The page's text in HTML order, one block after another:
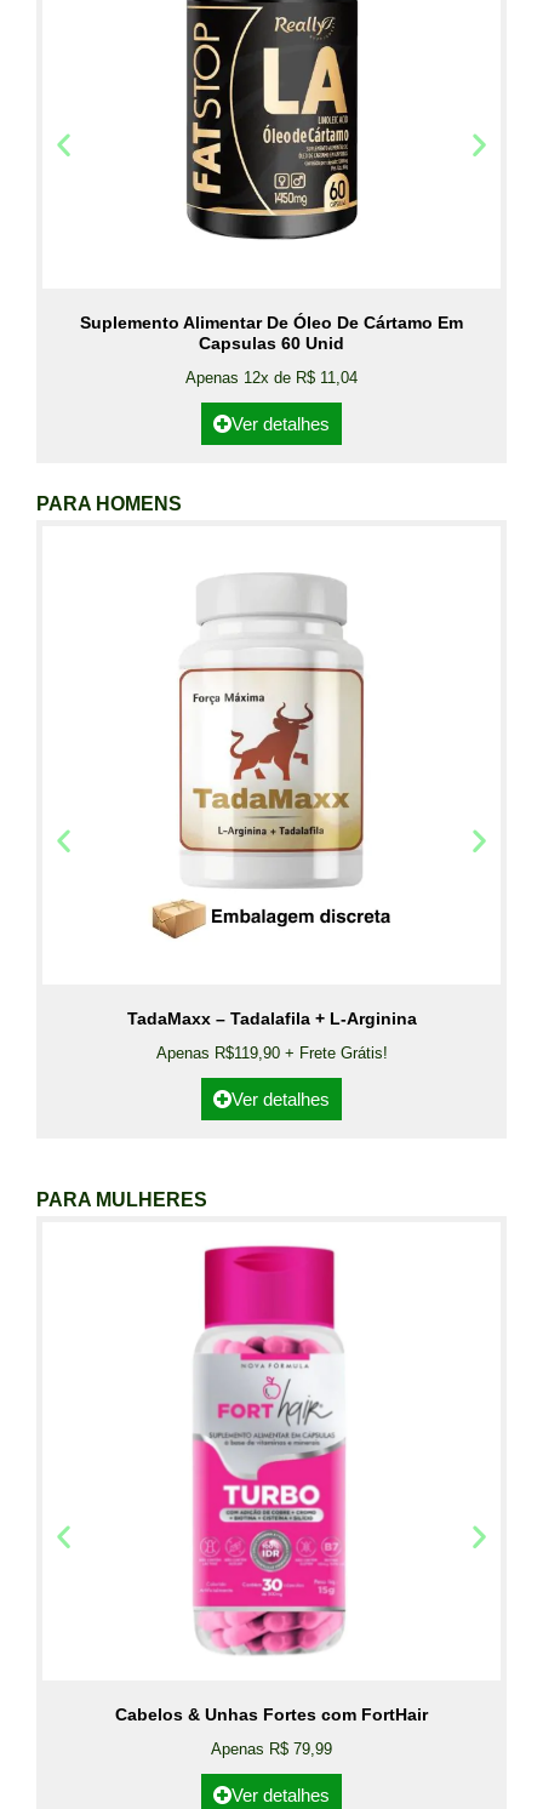
Suplemento Alimentar De Óleo De Cártamo Em
Capsulas 60 Unid
Apenas 12x de R$ 11,04
Ver detalhes
PARA HOMENS
TadaMaxx – Tadalafila + L-Arginina
Apenas R$119,90 + Frete Grátis!
Ver detalhes
PARA MULHERES
Cabelos & Unhas Fortes com FortHair
Apenas R$ 79,99
Ver detalhes